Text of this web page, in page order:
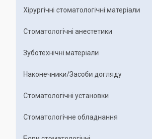
Хірургічні стоматологічні матеріали
Стоматологічні анестетики
Зуботехнічні матеріали
Наконечники/Засоби догляду
Стоматологічні установки
Стоматологічне обладнання